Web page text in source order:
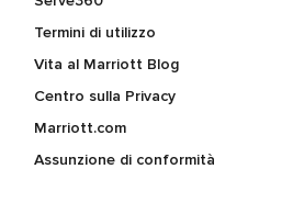
Termini di utilizzo
Vita al Marriott Blog
Centro sulla Privacy
Marriott.com
Assunzione di conformità